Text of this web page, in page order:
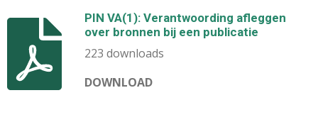
PIN VA(1): Verantwoording afleggen
over bronnen bij een publicatie
223 downloads
DOWNLOAD